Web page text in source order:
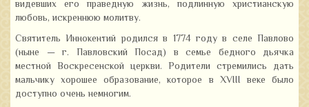
видевших его праведную жизнь, подлинную христианскую
любовь, искреннюю молитву.
Святитель Иннокентий родился в 1774 году в селе Павлово
(ныне — г. Павловский Посад) в семье бедного дьячка
местной Воскресенской церкви. Родители стремились дать
мальчику хорошее образование, которое в XVIII веке было
доступно очень немногим.